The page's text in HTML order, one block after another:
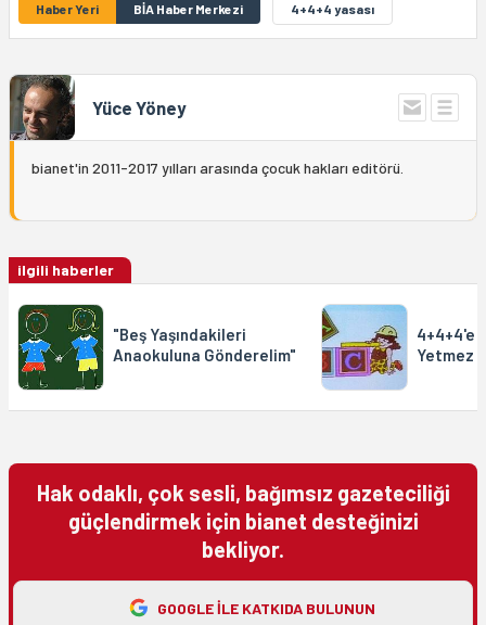
Haber Yeri BİA Haber Merkezi 4+4+4 yasası
Yüce Yöney
bianet'in 2011-2017 yılları arasında çocuk hakları editörü.
ilgili haberler
"Beş Yaşındakileri
Anaokuluna Gönderelim"
4+4+4'e
Yetmez
Hak odaklı, çok sesli, bağımsız gazeteciliği
güçlendirmek için bianet desteğinizi
bekliyor.
GOOGLE ILE KATKIDA BULUNUN